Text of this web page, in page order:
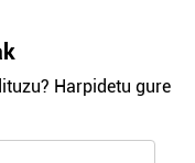
Harpidetu gure